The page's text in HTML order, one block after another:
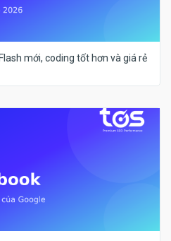
mới, coding tốt hơn và giá rẻ